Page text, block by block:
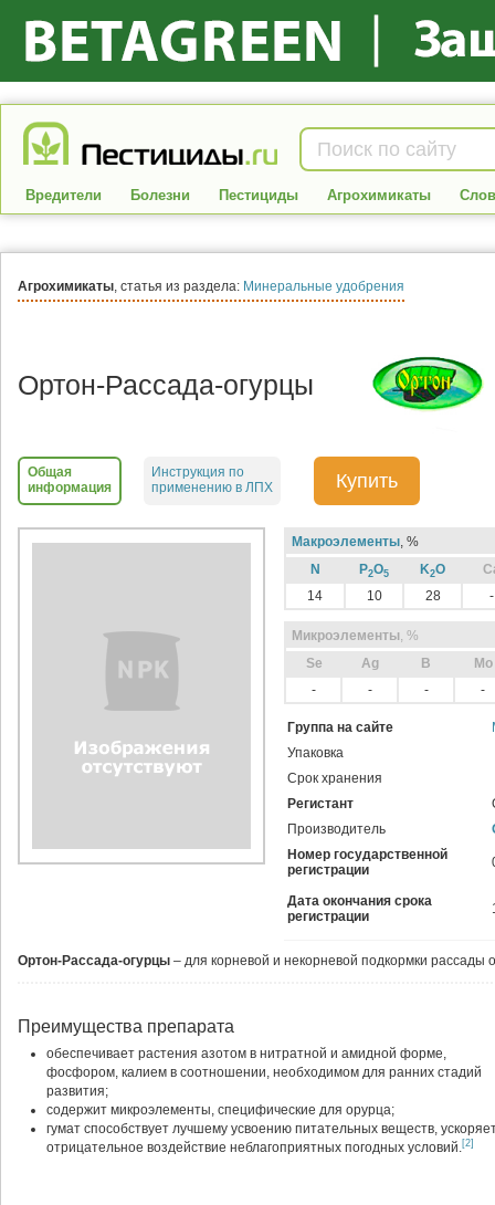
Вредители Болезни Пестициды Агрохимикаты
Агрохимикаты, статья из раздела: Минеральные удобрения
Ортон-Рассада-огурцы
Общая
информация
Инструкция по
применению в ЛПХ
Купить
Макроэлементы, %
N
P2O5 K2O
14
10 28 -
Микроэлементы, %
Sе
Ag B
Mo
-
- - -
Группа на сайте
Упаковка
Срок хранения
Регистант
Производитель
Номер государственной
регистрации
Дата окончания срока
регистрации
Ортон-Рассада-огурцы – для корневой и некорневой подкормки рассады
Преимущества препарата
обеспечивает растения азотом в нитратной и амидной форме,
фосфором, калием в соотношении, необходимом для ранних стадий
развития;
содержит микроэлементы, специфические для орурца;
гумат способствует лучшему усвоению питательных веществ,
отрицательное воздействие неблагоприятных погодных условий.[2]